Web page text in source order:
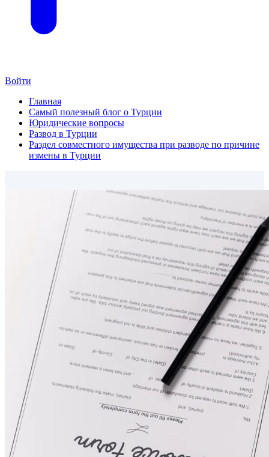
Войти
Главная
Самый полезный блог о Турции
Юридические вопросы
Развод в Турции
Раздел совместного имущества при разводе по причине
измены в Турции